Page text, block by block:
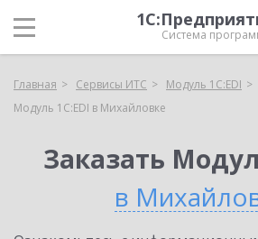
Система
Главная Сервисы ИТС
Модуль 1C:EDI
Модуль 1C:EDI в Михайловке
Заказать
в